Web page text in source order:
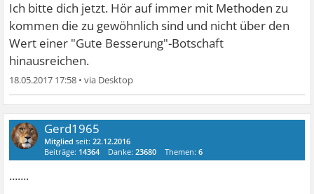
Ich bitte dich jetzt. Hör auf immer mit Methoden zu
kommen die zu gewöhnlich sind und nicht über den
Wert einer "Gute Besserung"-Botschaft
hinausreichen.
18.05.2017 17:58 •
Gerd1965
Mitglied seit:22.12.2016
Beiträge: 14364 Danke:23680 Themen:6
.......